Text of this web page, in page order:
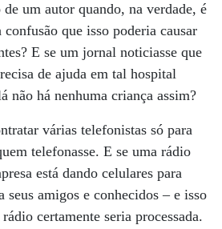
um autor quando, na verdade, é
confusão que isso poderia causar
E se um jornal noticiasse que
de ajuda em tal hospital
não há nenhuma criança assim?
várias telefonistas só para
telefonasse. E se uma rádio
está dando celulares para
seus amigos e conhecidos – e isso
certamente seria processada.